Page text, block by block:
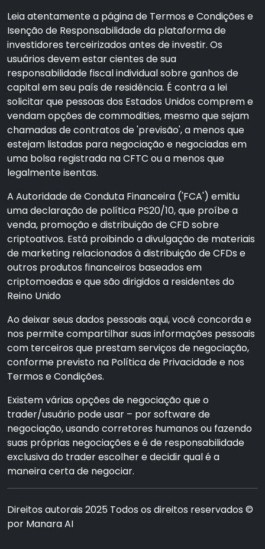
Leia atentamente a página de Termos e Condições e
Isenção de Responsabilidade da plataforma de
investidores terceirizados antes de investir. Os
usuários devem estar cientes de sua
responsabilidade fiscal individual sobre ganhos de
capital em seu país de residência. É contra a lei
solicitar que pessoas dos Estados Unidos comprem e
vendam opções de commodities, mesmo que sejam
chamadas de contratos de 'previsão', a menos que
estejam listadas para negociação e negociadas em
uma bolsa registrada na CFTC ou a menos que
legalmente isentas.
A Autoridade de Conduta Financeira ('FCA') emitiu
uma declaração de política PS20/10, que proíbe a
venda, promoção e distribuição de CFD sobre
criptoativos. Está proibindo a divulgação de materiais
de marketing relacionados à distribuição de CFDs e
outros produtos financeiros baseados em
criptomoedas e que são dirigidos a residentes do
Reino Unido
Ao deixar seus dados pessoais aqui, você concorda e
nos permite compartilhar suas informações pessoais
com terceiros que prestam serviços de negociação,
conforme previsto na Política de Privacidade e nos
Termos e Condições.
Existem várias opções de negociação que o
trader/usuário pode usar – por software de
negociação, usando corretores humanos ou fazendo
suas próprias negociações e é de responsabilidade
exclusiva do trader escolher e decidir qual é a
maneira certa de negociar.
Direitos autorais 2025 Todos os direitos reservados ©
por Manara AI